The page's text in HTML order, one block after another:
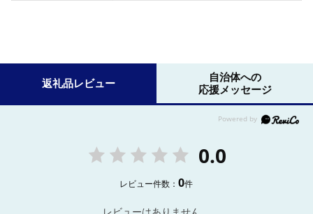
返礼品レビュー
自治体への
応援メッセージ
0.0
レビュー件数：0件